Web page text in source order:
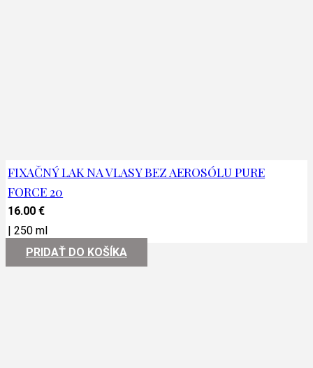
FIXAČNÝ LAK NA VLASY BEZ AEROSÓLU PURE
FORCE 20
16.00€
|250 ml
PRIDAŤ DO KOŠÍKA